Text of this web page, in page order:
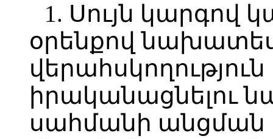
1. Սույն կարգով
օրենքով
իրականացնելու
սահմանի անցման